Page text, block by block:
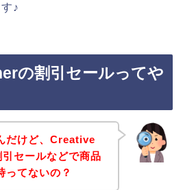
♪
の割引セールってや
だけど、Creative
セールなどで商品
ってないの？